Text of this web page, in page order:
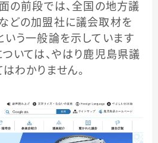
の前段では、全国の地方議
どの加盟社に議会取材を
う一般論を示しています
いては、やはり鹿児島県議
わかりません。